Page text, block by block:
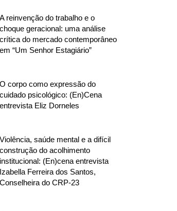
A reinvenção do trabalho e o
choque geracional: uma análise
crítica do mercado contemporâneo
em “Um Senhor Estagiário”
O corpo como expressão do
cuidado psicológico: (En)Cena
entrevista Eliz Dorneles
Violência, saúde mental e a difícil
construção do acolhimento
institucional: (En)cena entrevista
Izabella Ferreira dos Santos,
Conselheira do CRP-23